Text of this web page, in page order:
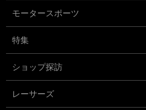
モータースポーツ
特集
ショップ探訪
レーサーズ